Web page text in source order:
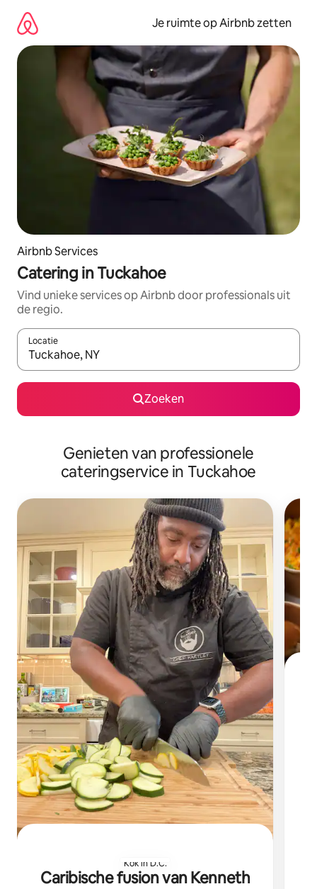
direct
naar
inhoud
Je ruimte op Airbnb zetten
Airbnb Services
Catering in Tuckahoe
Vind unieke services op Airbnb door professionals uit
de regio.
Locatie
Wanneer er suggesties beschikbaar zijn, maak je een keuze
Zoeken
Genieten van professionele
cateringservice in Tuckahoe
Kok in D.C.
Caribische fusion van Kenneth